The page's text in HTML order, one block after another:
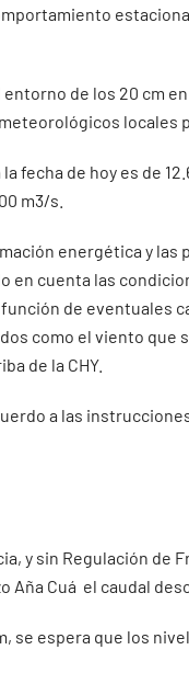
de los 20 cm
locales
fecha de hoy es de
m3/s.
energética y las
en cuenta las
de eventuales
como el viento que
de la CHY.
a las
y sin Regulación de
Cuá el caudal
se espera que los